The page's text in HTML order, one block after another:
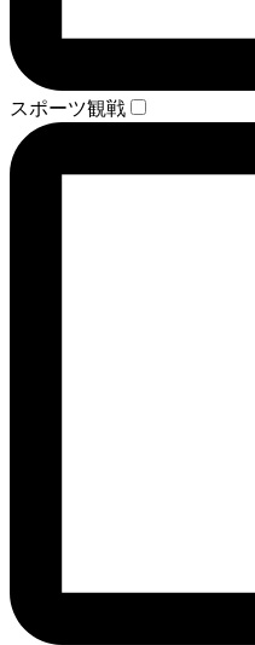
スポーツ観戦